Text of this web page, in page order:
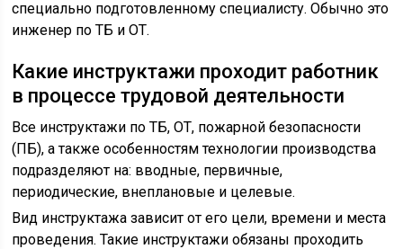
специально подготовленному специалисту. Обычно это
инженер по ТБ и ОТ.
Какие инструктажи проходит работник
в процессе трудовой деятельности
Все инструктажи по ТБ, ОТ, пожарной безопасности
(ПБ), а также особенностям технологии производства
подразделяют на: вводные, первичные,
периодические, внеплановые и целевые.
Вид инструктажа зависит от его цели, времени и места
проведения. Такие инструктажи обязаны проходить